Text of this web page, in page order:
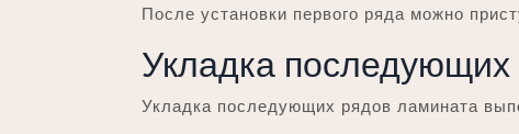
После установки первого ряда можно
Укладка последующих
Укладка последующих рядов ламината